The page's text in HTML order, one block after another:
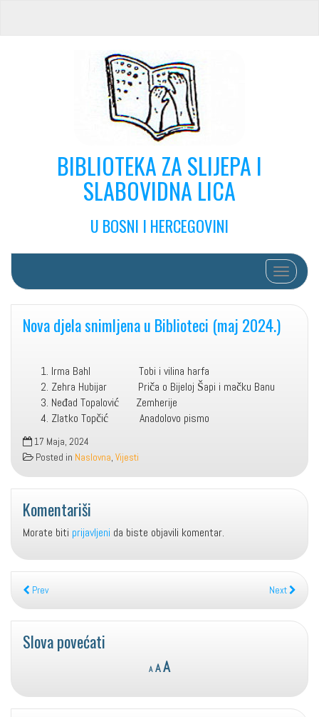
BIBLIOTEKA ZA SLIJEPA I
SLABOVIDNA LICA
U BOSNI I HERCEGOVINI
Toggle
Nova djela snimljena u Biblioteci (maj 2024.)
Irma Bahl Tobi i vilina harfa
Zehra Hubijar Priča o Bijeloj Šapi i mačku Banu
Neđad Topalović Zemherije
Zlatko Topčić Anadolovo pismo
17 Maja, 2024
Posted in Naslovna, Vijesti
Komentariši
Morate biti prijavljeni da biste objavili komentar.
Prev Next
Slova povećati
A
Decrease
font
A Reset
size.
AIncrease
size.